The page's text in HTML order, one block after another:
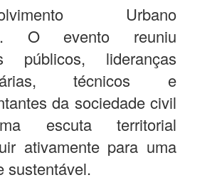
Urbano
O evento reuniu
públicos, lideranças
técnicos e
da sociedade civil
escuta territorial
ativamente para uma
sustentável.